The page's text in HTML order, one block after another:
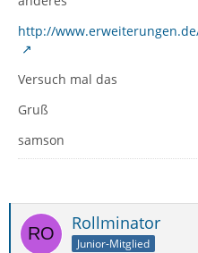
http://
Versuch mal das
Gruß
samson
Rollminator
Junior-Mitglied